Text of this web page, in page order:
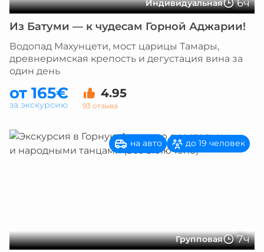
Индивидуальная
6ч
Из Батуми — к чудесам Горной Аджарии!
Водопад Махунцети, мост царицы Тамары,
древнеримская крепость и дегустация вина за
один день
от 165€ 4.95
93 отзыва
за экскурсию
Групповая 7ч
на авто до 19 человек